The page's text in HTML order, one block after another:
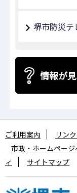
堺市防災
情報が
ご利用案内 リン
市政・ホームペー
ィ
サイトマップ